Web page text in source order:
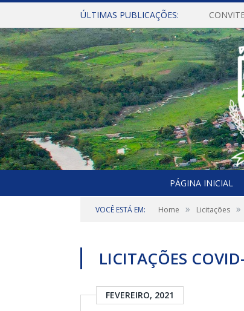
ÚLTIMAS PUBLICAÇÕES:
PÁGINA INICIAL
VOCÊ ESTÁ EM: Home » Licitações »
LICITAÇÕES
FEVEREIRO, 2021